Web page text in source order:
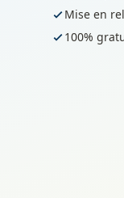
Mise en
100%